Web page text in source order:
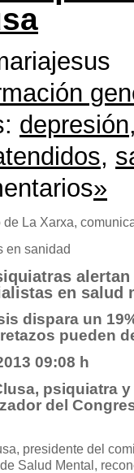
depresión
,
»
de La Xarxa,
en sanidad
en salud
dispara un
pueden
09:08 h
psiquiatra
del
presidente del
Salud Mental,